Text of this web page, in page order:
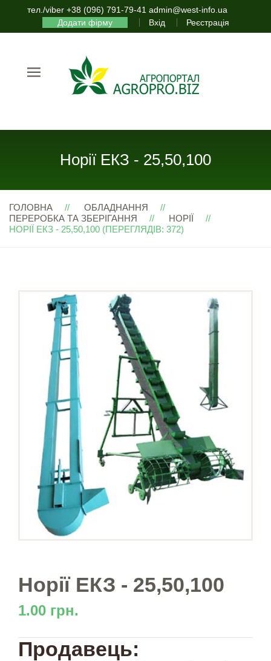
тел./viber +38 (096) 791-79-41 admin@west-info.ua
Додати фірму
Вхід Реєстрація
Норії ЕКЗ - 25,50,100
ГОЛОВНА
ОБЛАДНАННЯ
ПЕРЕРОБКА ТА ЗБЕРІГАННЯ
НОРІЇ
НОРІЇ ЕКЗ - 25,50,100 (ПЕРЕГЛЯДІВ: 372)
Норії ЕКЗ - 25,50,100
1.00 грн.
Продавець: